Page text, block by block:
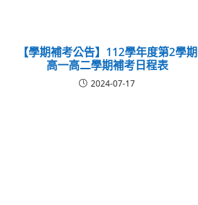
【學期補考公告】112學年度第2學期
高一高二學期補考日程表
2024-07-17